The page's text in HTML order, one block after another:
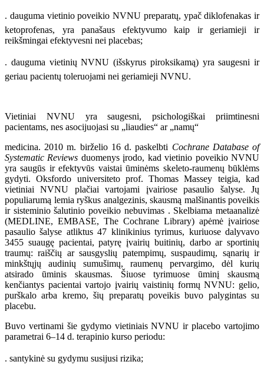
. dauguma vietinio poveikio NVNU preparatų, ypač diklofenakas ir
ketoprofenas, yra panašaus efektyvumo kaip ir geriamieji ir
reikšmingai efektyvesni nei placebas;
. dauguma vietinių NVNU (išskyrus piroksikamą) yra saugesni ir
geriau pacientų toleruojami nei geriamieji NVNU.
Vietiniai NVNU yra saugesni, psichologiškai priimtinesni
pacientams, nes asocijuojasi su „liaudies“ ar „namų“
medicina. 2010 m. birželio 16 d. paskelbti Cochrane Database of
Systematic Reviews duomenys įrodo, kad vietinio poveikio NVNU
yra saugūs ir efektyvūs vaistai ūminėms skeleto-raumenų būklėms
gydyti. Oksfordo universiteto prof. Thomas Massey teigia, kad
vietiniai NVNU plačiai
vartojami įvairiose pasaulio šalyse. Jų
populiarumą lemia ryškus analgezinis, skausmą malšinantis poveikis
ir sisteminio šalutinio poveikio nebuvimas . Skelbiama metaanalizė
(MEDLINE, EMBASE, The Cochrane Library) apėmė įvairiose
pasaulio šalyse atliktus 47 klinikinius tyrimus, kuriuose dalyvavo
3455 suaugę pacientai, patyrę įvairių buitinių, darbo ar sportinių
traumų: raiščių ar sausgyslių patempimų, suspaudimų, sąnarių ir
minkštųjų audinių sumušimų, raumenų pervargimo, dėl
kurių
atsirado ūminis skausmas.
Šiuose tyrimuose ūminį skausmą
kenčiantys pacientai vartojo įvairių vaistinių formų NVNU: gelio,
purškalo arba kremo, šių preparatų poveikis buvo palygintas su
placebu.
Buvo vertinami šie gydymo vietiniais NVNU ir placebo vartojimo
parametrai 6–14 d. terapinio kurso periodu:
. santykinė su gydymu susijusi rizika;